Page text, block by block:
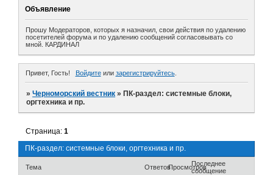
Объявление
Прошу Модераторов, которых я назначил, свои действия по удалению
посетителей форума и по удалению сообщений согласовывать со
мной. КАРДИНАЛ
Привет, Гость! Войдитеили зарегистрируйтесь.
»Черноморский вестник » ПК-раздел: системные блоки,
оргтехника и пр.
ПК-раздел: системные блоки, оргтехника и пр.
Страница:1
Тема ОтветовПросмотровПоследнее
сообщение